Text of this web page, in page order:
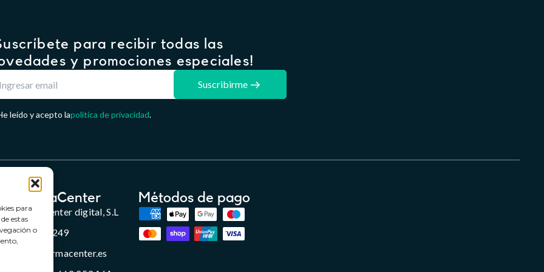
para
estas
o
para recibir todas las
y promociones especiales!
Suscribirme
leído y acepto lapolítica de privacidad.
FarmaCenter
Farmacenter digital, S.L
B24836249
info@farmacenter.es
Métodos de pago